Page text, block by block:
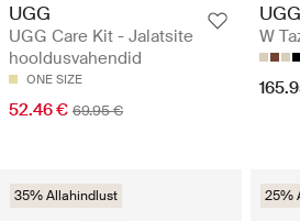
UGG
UGG Care Kit - Jalatsite
hooldusvahendid
ONE SIZE
52.46 € 69.95 €
UGG
W
35% Allahindlust 25%